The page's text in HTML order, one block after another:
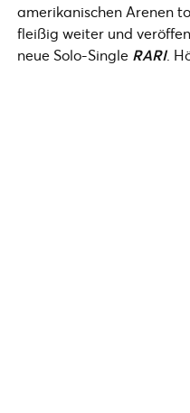
amerikanischen Arenen
fleißig weiter und
neue Solo-Single RARI.